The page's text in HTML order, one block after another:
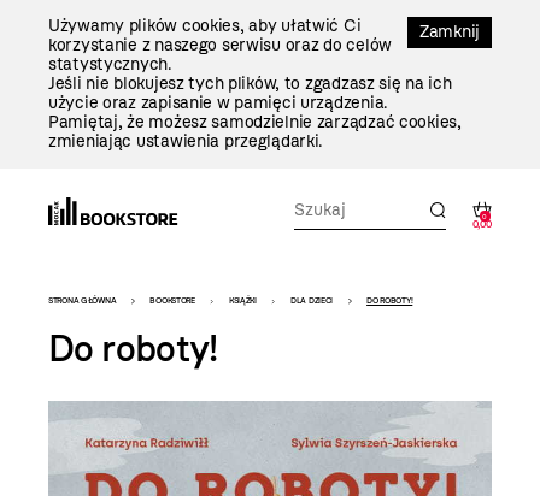
Zamknij
Używamy plików cookies, aby ułatwić Ci
korzystanie z naszego serwisu oraz do celów
statystycznych.
Jeśli nie blokujesz tych plików, to zgadzasz się na ich
użycie oraz zapisanie w pamięci urządzenia.
Pamiętaj, że możesz samodzielnie zarządzać cookies,
zmieniając ustawienia przeglądarki.
0
0,00
Bookstore
-
szablon
szczegóły
STRONA GŁÓWNA BOOKSTORE KSIĄŻKI DLA DZIECI DO ROBOTY!
Do roboty!